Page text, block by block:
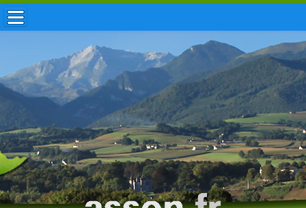
ACCUEIL / INFOS
MUNICIPALITÉ
VIE LOCALE
ENFANCE
TOURISME
HISTOIRE